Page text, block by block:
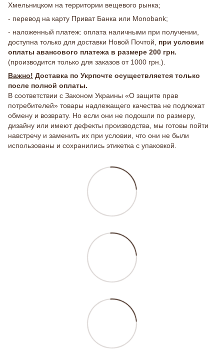
Хмельницком на территории вещевого рынка;
- перевод на карту Приват Банка или Monobank;
- наложенный платеж: оплата наличными при получении,
доступна только для доставки Новой Почтой, при условии
оплаты авансового платежа в размере 200 грн.
(производится только для заказов от 1000 грн.).
Важно! Доставка по Укрпочте осуществляется только
после полной оплаты.
В соответствии с Законом Украины «О защите прав
потребителей» товары надлежащего качества не подлежат
обмену и возврату. Но если они не подошли по размеру,
дизайну или имеют дефекты производства, мы готовы пойти
навстречу и заменить их при условии, что они не были
использованы и сохранились этикетка с упаковкой.